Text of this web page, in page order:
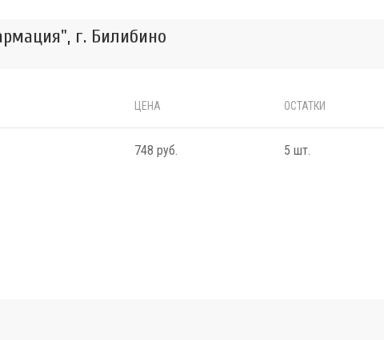
г. Билибино
ЦЕНА ОСТАТКИ
748 руб. 5 шт.